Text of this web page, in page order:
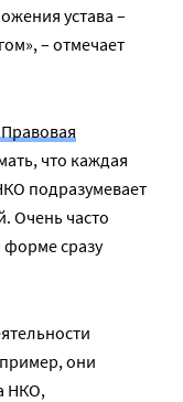
устава –
– отмечает
что каждая
подразумевает
Очень часто
сразу
они
НКО,